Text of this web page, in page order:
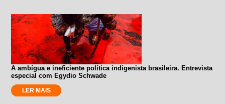
A ambígua e ineficiente política indigenista brasileira. Entrevista
especial com Egydio Schwade
LER MAIS